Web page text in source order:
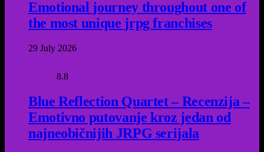
Emotional journey throughout one of
the most unique jrpg franchises
29 July 2026
8.8
Blue Reflection Quartet – Recenzija –
Emotivno putovanje kroz jedan od
najneobičnijih JRPG serijala